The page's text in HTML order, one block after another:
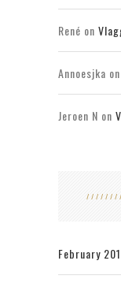
René on
Annoesjka on
Jeroen N on
February